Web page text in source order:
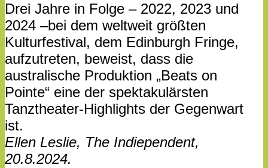
Drei Jahre in Folge – 2022, 2023 und
2024 –bei dem weltweit größten
Kulturfestival, dem Edinburgh Fringe,
aufzutreten, beweist, dass die
australische Produktion „Beats on
Pointe“ eine der spektakulärsten
Tanztheater-Highlights der Gegenwart
ist.
Ellen Leslie, The Indiependent,
20.8.2024.